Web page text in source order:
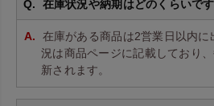
在庫状況や納期はどのくらいで
在庫がある商品は2営業日以内に
況は商品ページに記載しており
新されます。